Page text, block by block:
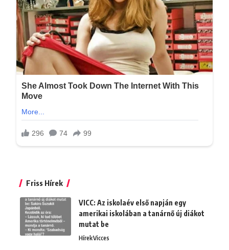
Friss Hírek
VICC: Az iskolaév első napján egy
amerikai iskolában a tanárnő új diákot
mutat be
HírekVicces